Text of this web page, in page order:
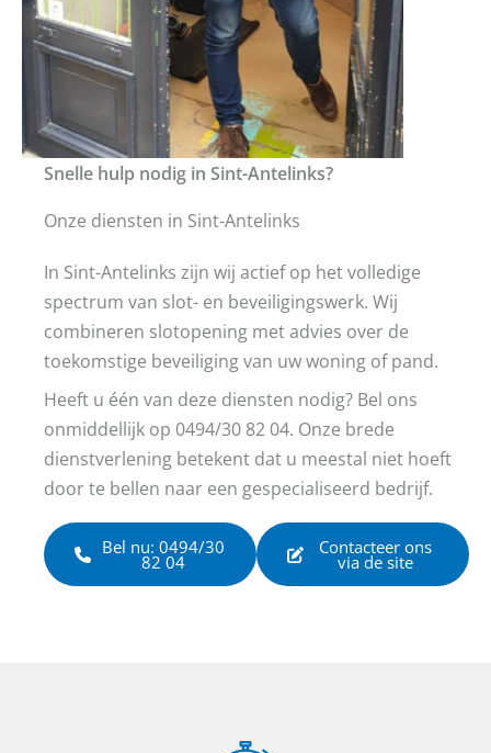
Snelle hulp nodig in Sint-Antelinks?
Onze diensten in Sint-Antelinks
In Sint-Antelinks zijn wij actief op het volledige
spectrum van slot- en beveiligingswerk. Wij
combineren slotopening met advies over de
toekomstige beveiliging van uw woning of pand.
Heeft u één van deze diensten nodig? Bel ons
onmiddellijk op 0494/30 82 04. Onze brede
dienstverlening betekent dat u meestal niet hoeft
door te bellen naar een gespecialiseerd bedrijf.
Bel nu: 0494/30
82 04
Contacteer ons
via de site